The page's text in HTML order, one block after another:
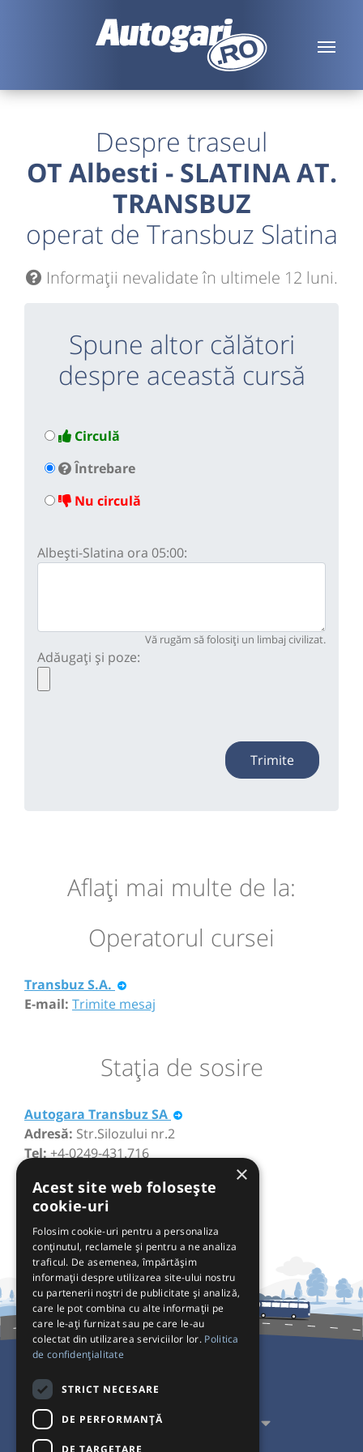
Despre traseul
OT Albesti - SLATINA AT.
TRANSBUZ
operat de Transbuz Slatina
Informaţii nevalidate în ultimele 12 luni.
Spune altor călători
despre această cursă
Circulă
Întrebare
Nu circulă
Albești-Slatina ora 05:00:
Vă rugăm să folosiți un limbaj civilizat.
Adăugați și poze:
Trimite
Aflaţi mai multe de la:
Operatorul cursei
Transbuz S.A.
E-mail: Trimite mesaj
Staţia de sosire
Autogara Transbuz SA
Adresă: Str.Silozului nr.2
Tel:+4-0249-431.716
Pentru Călători
Pentru Transportatori
×
Acest site web folosește
cookie-uri
Folosim cookie-uri pentru a personaliza
conținutul, reclamele și pentru a ne analiza
traficul. De asemenea, împărtășim
informații despre utilizarea site-ului nostru
cu partenerii noștri de publicitate și analiză,
care le pot combina cu alte informații pe
care le-ați furnizat sau pe care le-au
colectat din utilizarea serviciilor lor. Politica
de confidențialitate
STRICT NECESARE
DE PERFORMANȚĂ
DE TARGETARE